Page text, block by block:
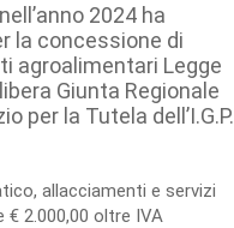
nell’anno 2024 ha
la concessione di
agroalimentari Legge
Giunta Regionale
per la Tutela dell’I.G.P.
allacciamenti e servizi
2.000,00 oltre IVA